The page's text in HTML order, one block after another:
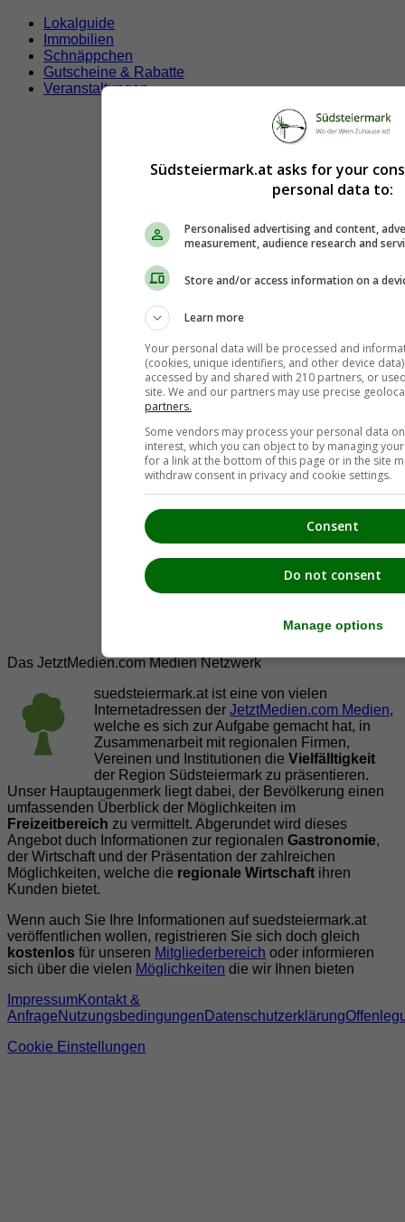
Lokalguide
Immobilien
Schnäppchen
Gutscheine & Rabatte
Veranstaltungen
Das JetztMedien.com Medien Netzwerk
suedsteiermark.at ist eine von vielen
Internetadressen der JetztMedien.com Medien,
welche es sich zur Aufgabe gemacht hat, in
Zusammenarbeit mit regionalen Firmen,
Vereinen und Institutionen die Vielfälltigkeit
der Region Südsteiermark zu präsentieren.
Unser Hauptaugenmerk liegt dabei, der Bevölkerung einen
umfassenden Überblick der Möglichkeiten im
Freizeitbereich zu vermittelt. Abgerundet wird dieses
Angebot duch Informationen zur regionalen Gastronomie,
der Wirtschaft und der Präsentation der zahlreichen
Möglichkeiten, welche die regionale Wirtschaft ihren
Kunden bietet.
Wenn auch Sie Ihre Informationen auf suedsteiermark.at
veröffentlichen wollen, registrieren Sie sich doch gleich
kostenlos für unseren Mitgliederbereich oder informieren
sich über die vielen Möglichkeiten die wir Ihnen bieten
ImpressumKontakt &
AnfrageNutzungsbedingungen Datenschutzerklärung
Cookie Einstellungen
Südsteiermark.at asks for your
personal data to:
Personalised advertising and content,
measurement, audience research and
Store and/or access information on a
Learn more
Your personal data will be processed and
(cookies, unique identifiers, and other device
accessed by and shared with 210 partners, or
site. We and our partners may use precise
partners.
Some vendors may process your personal data
interest, which you can object to by managing
for a link at the bottom of this page or in the site
withdraw consent in privacy and cookie settings.
Consent
Do not consent
Manage options